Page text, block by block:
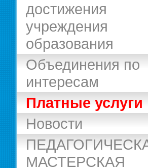
достижения
учреждения
образования
Объединения по
интересам
Платные услуги
Новости
МАСТЕРСКАЯ